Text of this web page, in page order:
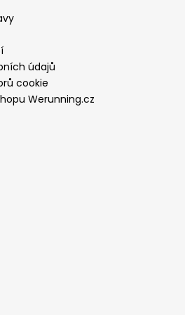
údajů
cookie
Werunning.cz